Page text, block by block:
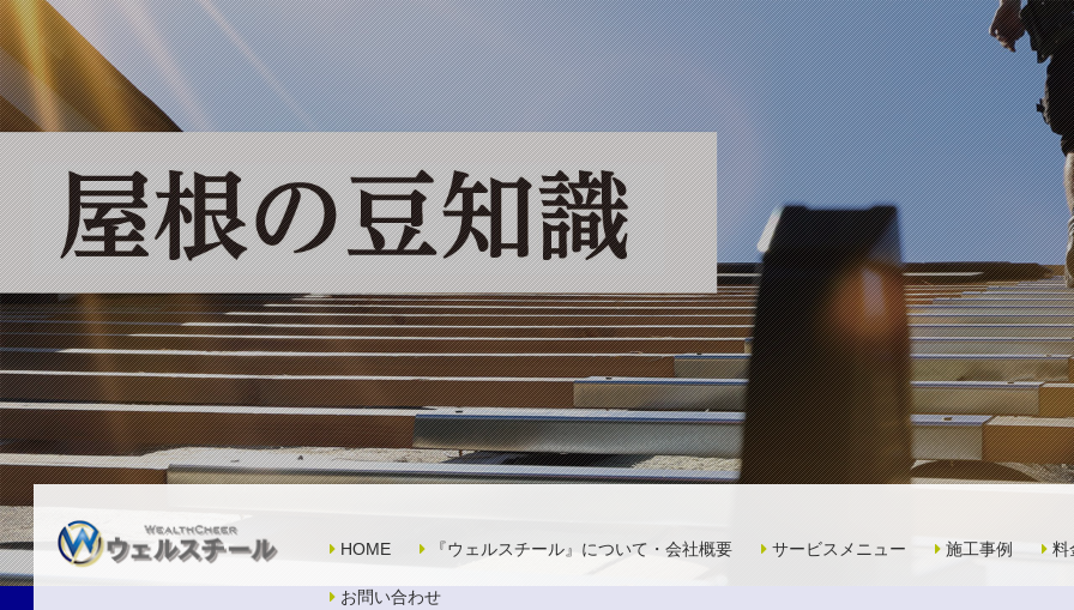
HOME 『ウェルスチール』について・会社概要 サービスメニュー 施工事例 料
お問い合わせ